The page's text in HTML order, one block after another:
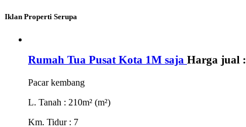
Iklan Properti Serupa
Rumah Tua Pusat Kota 1M saja Harga jual :
Pacar kembang
L. Tanah : 210m² (m²)
Km. Tidur : 7